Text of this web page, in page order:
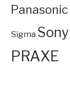
Panasonic
Sigma Sony
PRAXE